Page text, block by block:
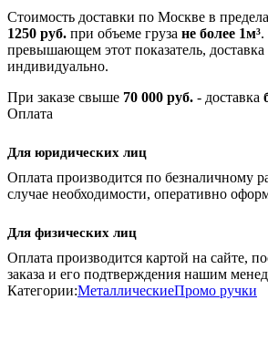
Стоимость доставки по Москве в
1250 руб. при объеме груза не более 1м³.
превышающем этот показатель, доставка
индивидуально.
При заказе свыше 70 000 руб. - доставка
Оплата
Для юридических лиц
Оплата производится по безналичному
случае необходимости, оперативно
Для физических лиц
Оплата производится картой на сайте,
заказа и его подтверждения нашим
Категории:МеталлическиеПромо ручки